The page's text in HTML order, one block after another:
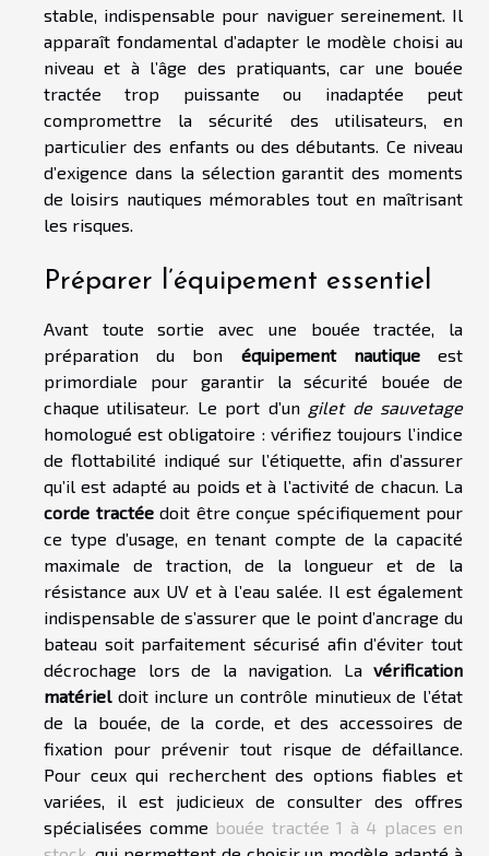
stable, indispensable pour naviguer sereinement. Il
apparaît fondamental d’adapter le modèle choisi au
niveau et à l’âge des pratiquants, car une bouée
tractée trop puissante ou inadaptée peut
compromettre la sécurité des utilisateurs, en
particulier des enfants ou des débutants. Ce niveau
d’exigence dans la sélection garantit des moments
de loisirs nautiques mémorables tout en maîtrisant
les risques.
Préparer l’équipement essentiel
Avant toute sortie avec une bouée tractée, la
préparation du bon équipement nautiqueest
primordiale pour garantir la sécurité bouée de
chaque utilisateur. Le port d’un gilet de sauvetage
homologué est obligatoire : vérifiez toujours l’indice
de flottabilité indiqué sur l’étiquette, afin d’assurer
qu’il est adapté au poids et à l’activité de chacun. La
corde tractéedoit être conçue spécifiquement pour
ce type d’usage, en tenant compte de la capacité
maximale de traction, de la longueur et de la
résistance aux UV et à l’eau salée. Il est également
indispensable de s’assurer que le point d’ancrage du
bateau soit parfaitement sécurisé afin d’éviter tout
décrochage lors de la navigation. La vérification
matérieldoit inclure un contrôle minutieux de l’état
de la bouée, de la corde, et des accessoires de
fixation pour prévenir tout risque de défaillance.
Pour ceux qui recherchent des options fiables et
variées, il est judicieux de consulter des offres
spécialisées comme bouée tractée 1 à 4 places en